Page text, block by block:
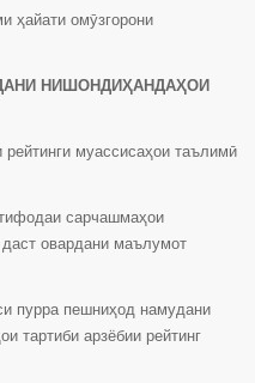
ҳайати омӯзгорони
НИШОНДИҲАНДАҲОИ
муассисаҳои таълимӣ
сарчашмаҳои
овардани маълумот
пурра пешниҳод намудани
тартиби арзёбии рейтинг